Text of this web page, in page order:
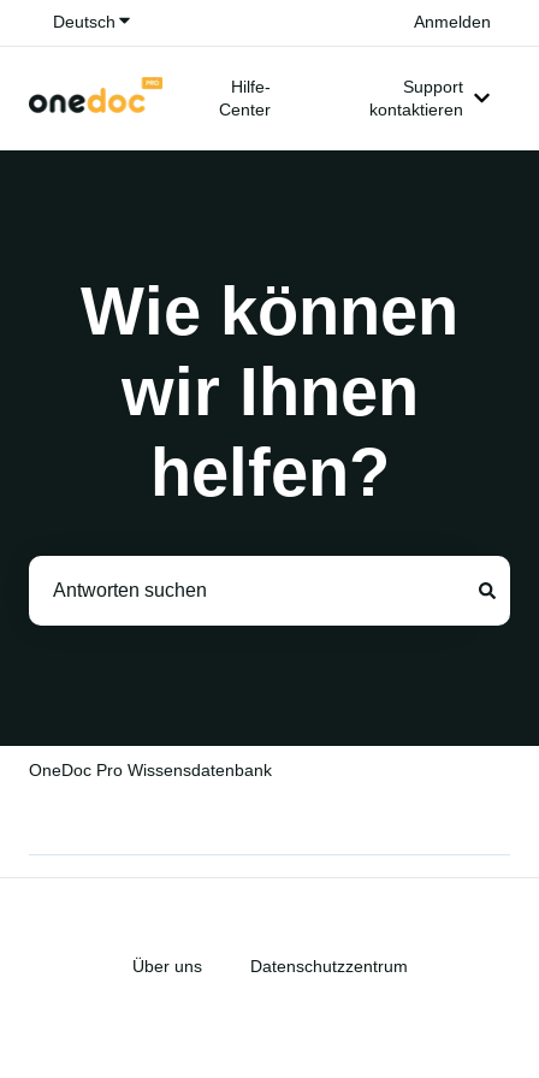
Deutsch Untermenü für Übersetzungen anzeigenAnmelden
Hilfe-
Center
Support
kontaktieren
Wie können
wir Ihnen
helfen?
OneDoc Pro Wissensdatenbank
Über uns Datenschutzzentrum